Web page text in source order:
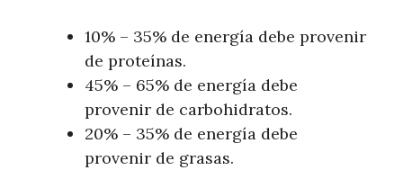
10% – 35% de energía debe provenir
de proteínas.
45% – 65% de energía debe
provenir de carbohidratos.
20% – 35% de energía debe
provenir de grasas.